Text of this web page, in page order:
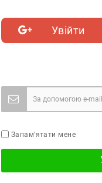
Увійти
Запам'ятати мене